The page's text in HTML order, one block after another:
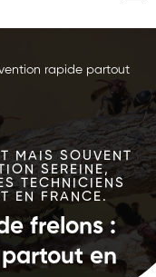
rapide partout
MAIS SOUVENT
SEREINE,
TECHNICIENS
EN FRANCE.
frelons :
en